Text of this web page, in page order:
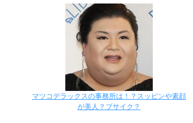
マツコデラックスの事務所は！？スッピンや素顔
が美人？ブサイク？